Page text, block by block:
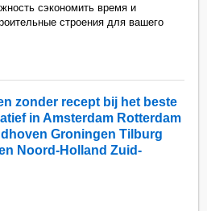
сэкономить время и
строения для вашего
zonder recept bij het beste
in Amsterdam Rotterdam
Groningen Tilburg
Noord-Holland Zuid-